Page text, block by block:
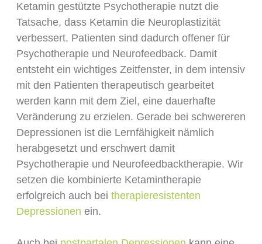
Ketamin gestützte Psychotherapie nutzt die
Tatsache, dass Ketamin die Neuroplastizität
verbessert. Patienten sind dadurch offener für
Psychotherapie und Neurofeedback. Damit
entsteht ein wichtiges Zeitfenster, in dem intensiv
mit den Patienten therapeutisch gearbeitet
werden kann mit dem Ziel, eine dauerhafte
Veränderung zu erzielen. Gerade bei schwereren
Depressionen ist die Lernfähigkeit nämlich
herabgesetzt und erschwert damit
Psychotherapie und Neurofeedbacktherapie. Wir
setzen die kombinierte Ketamintherapie
erfolgreich auch bei therapieresistenten
Depressionen ein.